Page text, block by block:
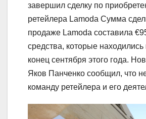
завершил сделку по
ретейлера Lamoda Сумма
продаже Lamoda составила
средства, которые находились
конец сентября этого года.
Яков Панченко сообщил, что
команду ретейлера и его